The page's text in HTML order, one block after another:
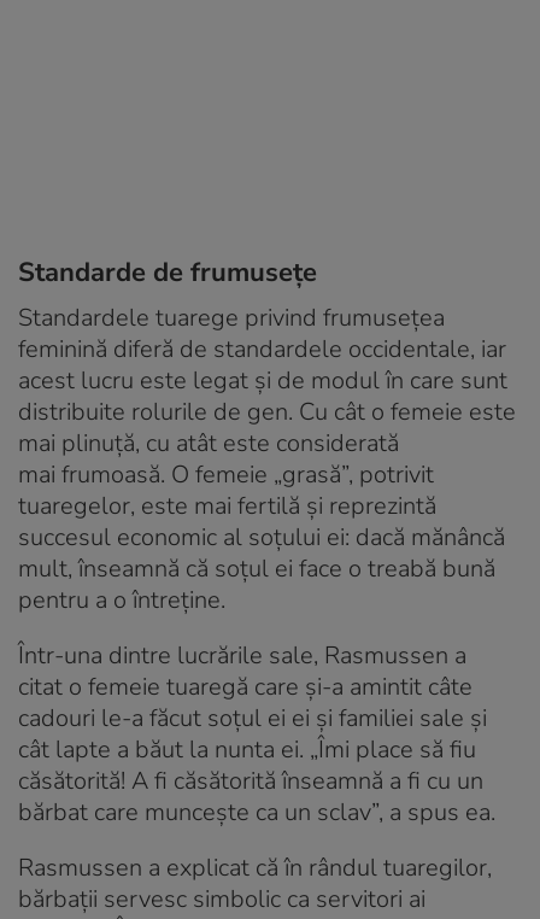
Standarde de frumusețe
Standardele tuarege privind frumusețea
feminină diferă de standardele occidentale, iar
acest lucru este legat și de modul în care sunt
distribuite rolurile de gen. Cu cât o femeie este
mai plinuță, cu atât este considerată
mai frumoasă. O femeie „grasă”, potrivit
tuaregelor, este mai fertilă și reprezintă
succesul economic al soțului ei: dacă mănâncă
mult, înseamnă că soțul ei face o treabă bună
pentru a o întreține.
Într-una dintre lucrările sale, Rasmussen a
citat o femeie tuaregă care și-a amintit câte
cadouri le-a făcut soțul ei ei și familiei sale și
cât lapte a băut la nunta ei. „Îmi place să fiu
căsătorită! A fi căsătorită înseamnă a fi cu un
bărbat care muncește ca un sclav”, a spus ea.
Rasmussen a explicat că în rândul tuaregilor,
bărbații servesc simbolic ca servitori ai